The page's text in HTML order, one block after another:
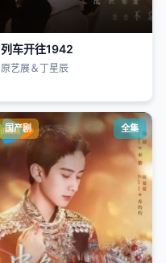
列车开往1942
原艺展＆丁星辰
国产剧 全集